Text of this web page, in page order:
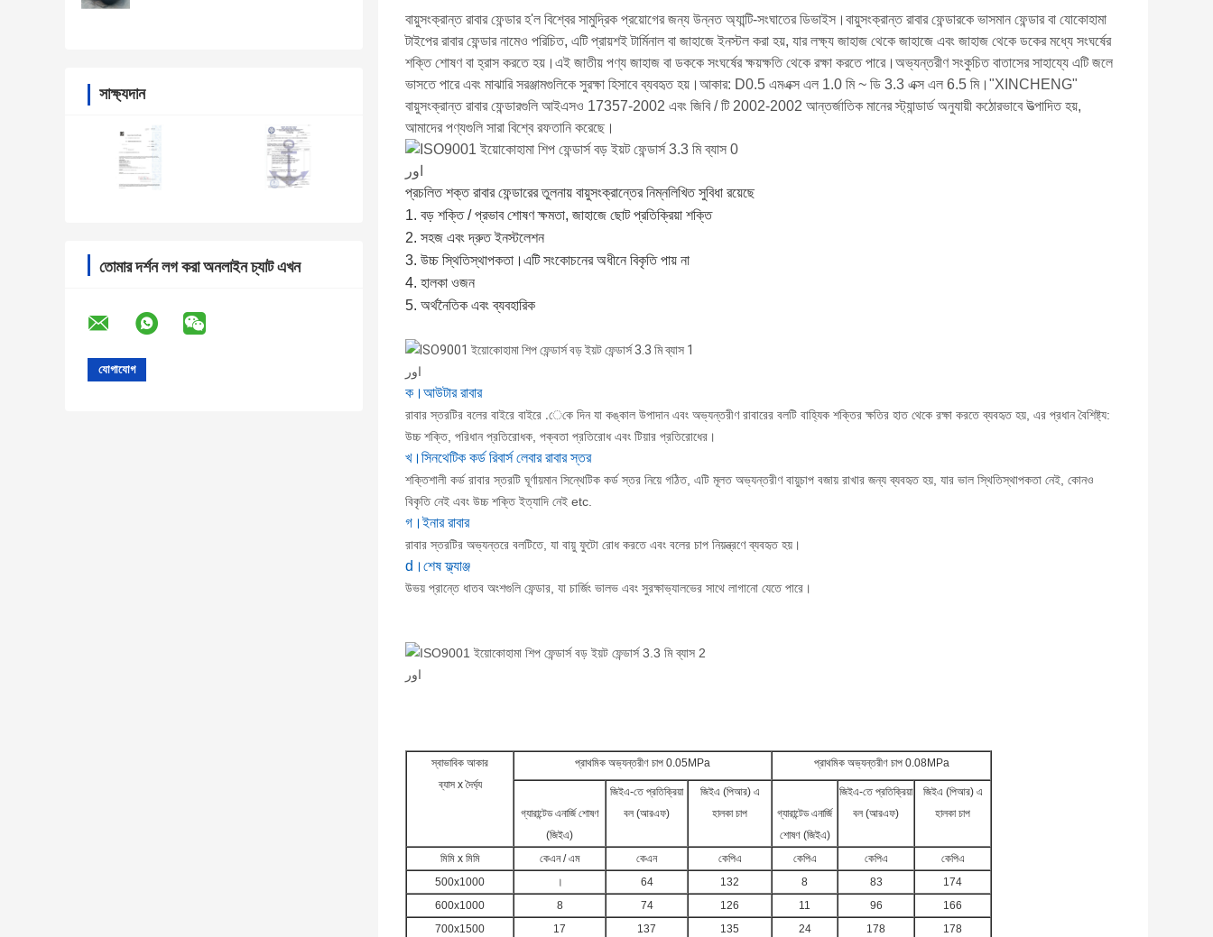
সাক্ষ্যদান
তোমার দর্শন লগ করা অনলাইন চ্যাট এখন
বায়ুসংক্রান্ত রাবার ফেন্ডার হ'ল বিশ্বের সামুদ্রিক প্রয়োগের জন্য উন্নত অ্যান্টি-সংঘাতের ডিভাইস।বায়ুসংক্রান্ত রাবার ফেন্ডারকে ভাসমান ফেন্ডার বা যোকোহামা
টাইপের রাবার ফেন্ডার নামেও পরিচিত, এটি প্রায়শই টার্মিনাল বা জাহাজে ইনস্টল করা হয়, যার লক্ষ্য জাহাজ থেকে জাহাজে এবং জাহাজ থেকে ডকের মধ্যে সংঘর্ষের
শক্তি শোষণ বা হ্রাস করতে হয়।এই জাতীয় পণ্য জাহাজ বা ডককে সংঘর্ষের ক্ষয়ক্ষতি থেকে রক্ষা করতে পারে।অভ্যন্তরীণ সংকুচিত বাতাসের সাহায্যে এটি জলে
ভাসতে পারে এবং মাঝারি সরঞ্জামগুলিকে সুরক্ষা হিসাবে ব্যবহৃত হয়।আকার: D0.5 এমএক্স এল 1.0 মি ~ ডি 3.3 এক্স এল 6.5 মি।"XINCHENG"
বায়ুসংক্রান্ত রাবার ফেন্ডারগুলি আইএসও 17357-2002 এবং জিবি / টি 2002-2002 আন্তর্জাতিক মানের স্ট্যান্ডার্ড অনুযায়ী কঠোরভাবে উত্পাদিত হয়,
আমাদের পণ্যগুলি সারা বিশ্বে রফতানি করেছে।
اور
প্রচলিত শক্ত রাবার ফেন্ডারের তুলনায় বায়ুসংক্রান্তের নিম্নলিখিত সুবিধা রয়েছে
1. বড় শক্তি / প্রভাব শোষণ ক্ষমতা, জাহাজে ছোট প্রতিক্রিয়া শক্তি
2. সহজ এবং দ্রুত ইনস্টলেশন
3. উচ্চ স্থিতিস্থাপকতা।এটি সংকোচনের অধীনে বিকৃতি পায় না
4. হালকা ওজন
5. অর্থনৈতিক এবং ব্যবহারিক
اور
ক।আউটার রাবার
রাবার স্তরটির বলের বাইরে বাইরে .েকে দিন যা কঙ্কাল উপাদান এবং অভ্যন্তরীণ রাবারের বলটি বাহ্যিক শক্তির ক্ষতির হাত থেকে রক্ষা করতে ব্যবহৃত হয়, এর প্রধান বৈশিষ্ট্য:
উচ্চ শক্তি, পরিধান প্রতিরোধক, পক্বতা প্রতিরোধ এবং টিয়ার প্রতিরোধের।
খ।সিনথেটিক কর্ড রিবার্স লেবার রাবার স্তর
শক্তিশালী কর্ড রাবার স্তরটি ঘূর্ণায়মান সিন্থেটিক কর্ড স্তর নিয়ে গঠিত, এটি মূলত অভ্যন্তরীণ বায়ুচাপ বজায় রাখার জন্য ব্যবহৃত হয়, যার ভাল স্থিতিস্থাপকতা নেই, কোনও
বিকৃতি নেই এবং উচ্চ শক্তি ইত্যাদি নেই etc.
গ।ইনার রাবার
রাবার স্তরটির অভ্যন্তরে বলটিতে, যা বায়ু ফুটো রোধ করতে এবং বলের চাপ নিয়ন্ত্রণে ব্যবহৃত হয়।
d।শেষ ফ্ল্যাঞ্জ
উভয় প্রান্তে ধাতব অংশগুলি ফেন্ডার, যা চার্জিং ভালভ এবং সুরক্ষাভ্যালভের সাথে লাগানো যেতে পারে।
اور
স্বাভাবিক আকার
ব্যাস x দৈর্ঘ্য
প্রাথমিক অভ্যন্তরীণ চাপ 0.05MPa প্রাথমিক অভ্যন্তরীণ চাপ 0.08MPa
গ্যারান্টেড এনার্জি শোষণ
(জিইএ)
জিইএ-তে প্রতিক্রিয়া
বল (আরএফ)
জিইএ (পিআর) এ
হালকা চাপ
গ্যারান্টেড এনার্জি
শোষণ (জিইএ)
জিইএ-তে প্রতিক্রিয়া
বল (আরএফ)
জিইএ (পিআর) এ
হালকা চাপ
মিমি x মিমি কেএন / এম কেএন কেপিএ কেপিএ কেপিএ
কেপিএ
500x1000
। 64 132 8 83
174
600x1000
8 74 126 11 96
166
700x1500
17 137 135 24 178
178